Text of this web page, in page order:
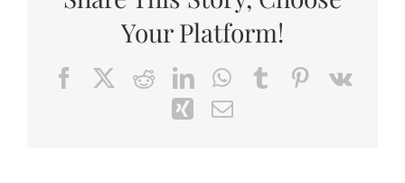
Your Platform!
FacebookRedditLinkedInWhatsApp
TumblrPinterest
Vk
XingEmail